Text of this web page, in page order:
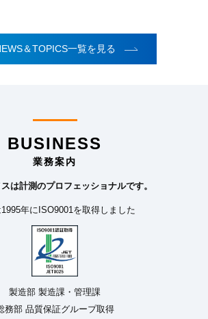
＆TOPICS一覧を見る
BUSINESS
業務案内
は計測のプロフェッショナルです。
年にISO9001を取得しました
製造部 製造課・管理課
務部 品質保証グループ取得